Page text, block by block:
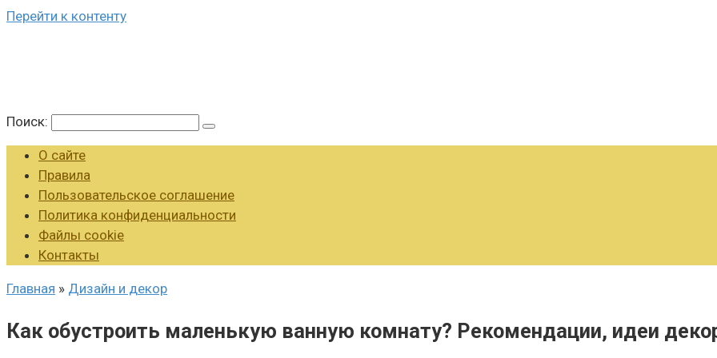
Перейти к контенту
Поиск:
О сайте
Правила
Пользовательское соглашение
Политика конфиденциальности
Файлы cookie
Контакты
Главная » Дизайн и декор
Как обустроить маленькую ванную комнату? Рекомендации, идеи